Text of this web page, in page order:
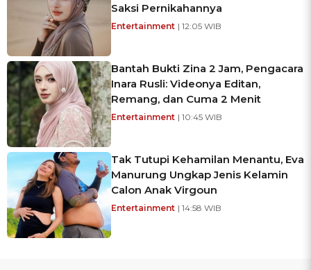
Saksi Pernikahannya
Entertainment | 12:05 WIB
Bantah Bukti Zina 2 Jam, Pengacara
Inara Rusli: Videonya Editan,
Remang, dan Cuma 2 Menit
Entertainment | 10:45 WIB
Tak Tutupi Kehamilan Menantu, Eva
Manurung Ungkap Jenis Kelamin
Calon Anak Virgoun
Entertainment | 14:58 WIB